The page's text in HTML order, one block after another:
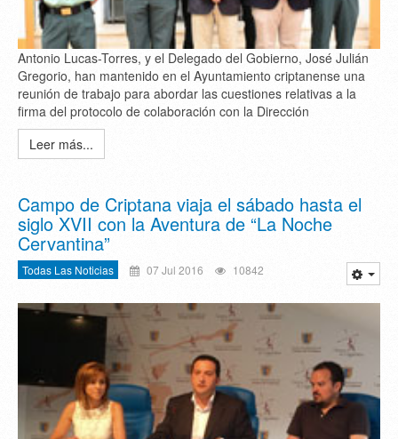
Antonio Lucas-Torres, y el Delegado del Gobierno, José Julián
Gregorio, han mantenido en el Ayuntamiento criptanense una
reunión de trabajo para abordar las cuestiones relativas a la
firma del protocolo de colaboración con la Dirección
Leer más...
Campo de Criptana viaja el sábado hasta el
siglo XVII con la Aventura de “La Noche
Cervantina”
Todas Las Noticias 07 Jul 2016 10842